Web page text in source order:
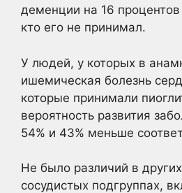
деменции на 16
кто его не принимал.
У людей, у которых в
ишемическая болезнь
которые принимали
вероятность развития
54% и 43% меньше
Не было различий в
сосудистых подгруппах,